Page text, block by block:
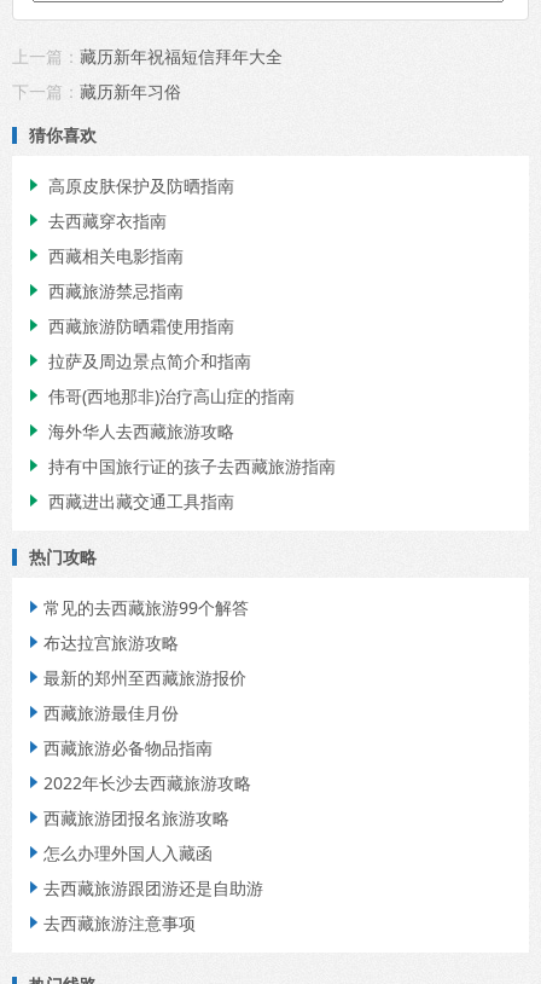
上一篇： 藏历新年祝福短信拜年大全
下一篇： 藏历新年习俗
猜你喜欢
 高原皮肤保护及防晒指南
 去西藏穿衣指南
 西藏相关电影指南
 西藏旅游禁忌指南
 西藏旅游防晒霜使用指南
 拉萨及周边景点简介和指南
 伟哥(西地那非)治疗高山症的指南
 海外华人去西藏旅游攻略
 持有中国旅行证的孩子去西藏旅游指南
 西藏进出藏交通工具指南
热门攻略
 常见的去西藏旅游99个解答
 布达拉宫旅游攻略
 最新的郑州至西藏旅游报价
 西藏旅游最佳月份
 西藏旅游必备物品指南
 2022年长沙去西藏旅游攻略
 西藏旅游团报名旅游攻略
 怎么办理外国人入藏函
 去西藏旅游跟团游还是自助游
 去西藏旅游注意事项